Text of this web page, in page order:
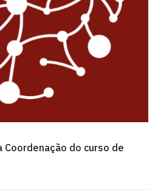
do curso de